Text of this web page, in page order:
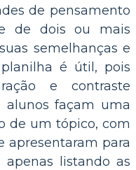
de pensamento
de dois ou mais
semelhanças e
é útil, pois
e contraste
alunos façam uma
de um tópico, com
apresentaram para
listando as